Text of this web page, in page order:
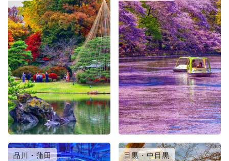
品川・蒲田 目黒・中目黒